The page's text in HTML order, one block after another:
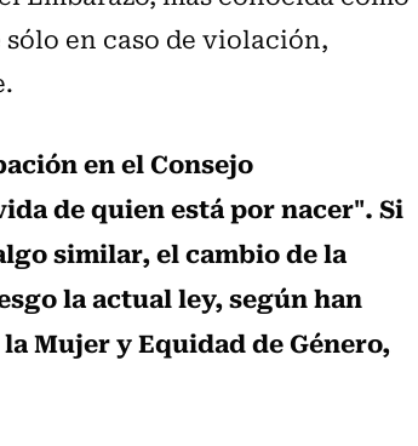
en caso de violación,
en el Consejo
de quien está por nacer". Si
similar, el cambio de la
la actual ley, según han
Mujer y Equidad de Género,